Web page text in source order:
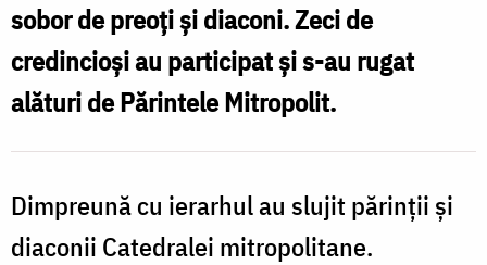
sobor de preoți și diaconi. Zeci de
credincioși au participat și s-au rugat
alături de Părintele Mitropolit.
Dimpreună cu ierarhul au slujit părinții și
diaconii Catedralei mitropolitane.